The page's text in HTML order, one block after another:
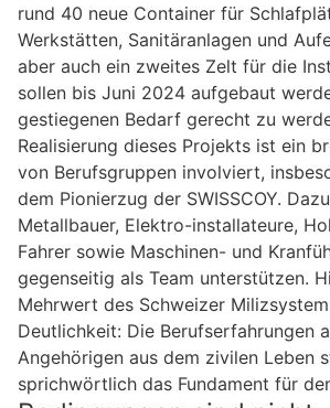
rund 40 neue Container für
Werkstätten, Sanitäranlagen und
aber auch ein zweites Zelt für die
sollen bis Juni 2024 aufgebaut
gestiegenen Bedarf gerecht zu
Realisierung dieses Projekts ist ein
von Berufsgruppen involviert,
dem Pionierzug der SWISSCOY.
Metallbauer, Elektro-installateure,
Fahrer sowie Maschinen- und
gegenseitig als Team unterstützen.
Mehrwert des Schweizer
Deutlichkeit: Die Berufserfahrungen
Angehörigen aus dem zivilen Leben
sprichwörtlich das Fundament für